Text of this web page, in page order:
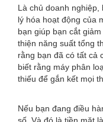
Là chủ doanh
lý hóa hoạt động của
bạn giúp bạn cắt
thiện năng suất tổng
rằng bạn đã có tất cả
biết rằng máy phân
thiếu để gắn kết mọi
Nếu bạn đang điều